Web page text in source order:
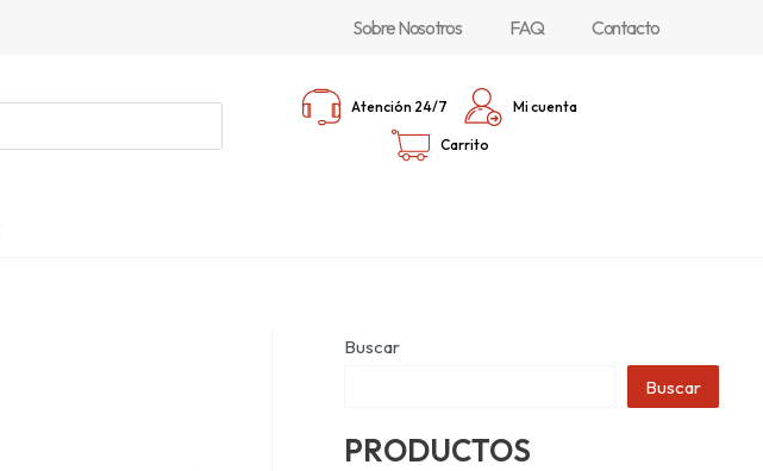
Sobre Nosotros FAQ Contacto
Atención 24/7 Mi cuenta
Carrito
Buscar
Buscar
PRODUCTOS